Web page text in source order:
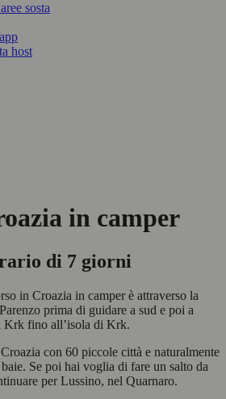
sosta
host
in camper
di 7 giorni
in Croazia in camper è attraverso la
prima di guidare a sud e poi a
Krk fino all’isola di Krk.
con 60 piccole città e naturalmente
Se poi hai voglia di fare un salto da
per Lussino, nel Quarnaro.